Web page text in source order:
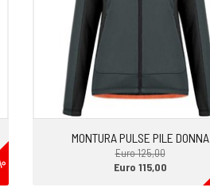
MONTURA PULSE PILE DONNA
Euro 125,00
Euro 115,00